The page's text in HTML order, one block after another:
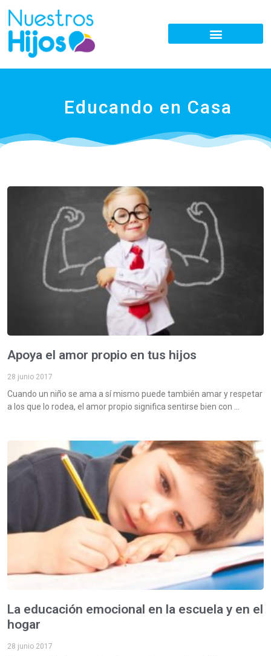
Educando en Casa
Apoya el amor propio en tus hijos
28 junio 2017
Cuando un niño se ama a sí mismo puede también amar y respetar
a los que lo rodea, el amor propio significa sentirse bien con
La educación emocional en la escuela y en el
hogar
28 junio 2017